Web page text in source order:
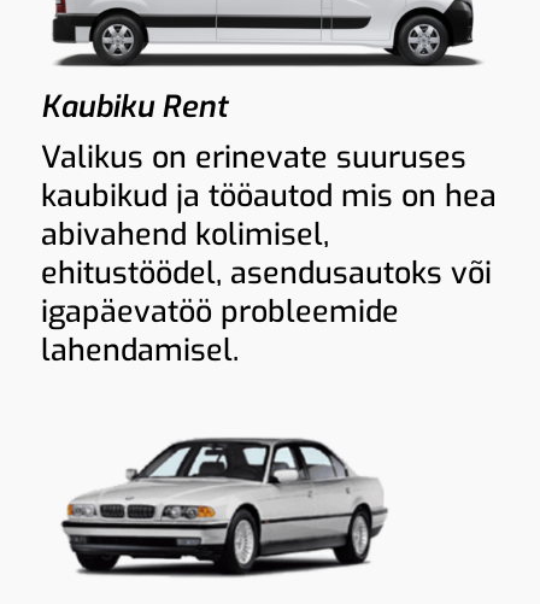
Kaubiku Rent
Valikus on erinevate suuruses
kaubikud ja tööautod mis on hea
abivahend kolimisel,
ehitustöödel, asendusautoks või
igapäevatöö probleemide
lahendamisel.